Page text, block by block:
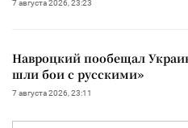
7 августа 2026, 23:23
Навроцкий пообещал
шли бои с русскими»
7 августа 2026, 23:11